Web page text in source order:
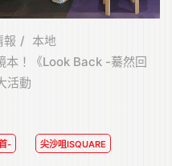
報
本地
本！《Look Back -驀然回
活動
- 尖沙咀ISQUARE